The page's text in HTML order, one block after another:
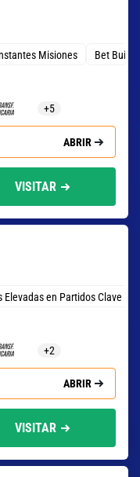
Misiones Bet
+5
ABRIR
VISITAR
Elevadas en Partidos Clave
+2
ABRIR
VISITAR